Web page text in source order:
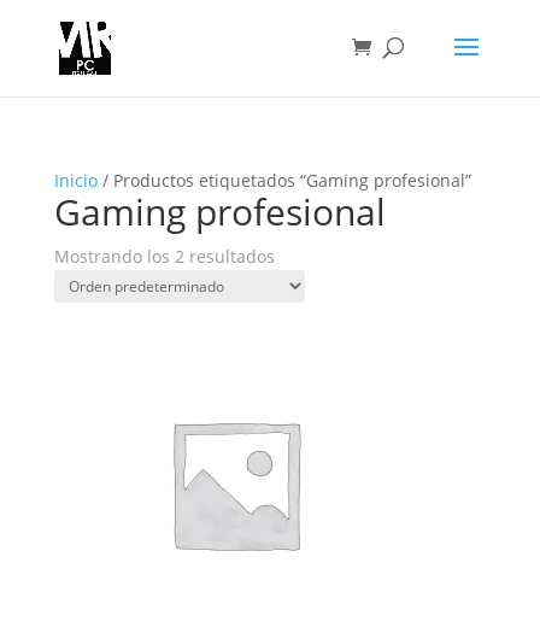
Inicio/ Productos etiquetados “Gaming profesional”
Gaming profesional
Mostrando los 2 resultados